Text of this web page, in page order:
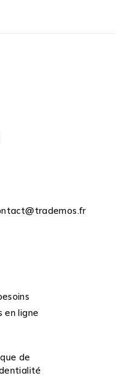
en ligne
de